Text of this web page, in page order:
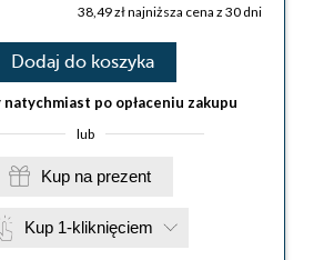
38,49 zł najniższa cena z 30 dni
Dodaj do koszyka
po opłaceniu zakupu
lub
Kup na prezent
Kup 1-kliknięciem